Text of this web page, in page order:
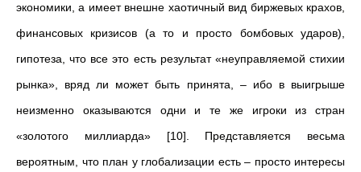
экономики, а имеет внешне хаотичный вид биржевых крахов,
финансовых кризисов (а то и просто бомбовых ударов),
гипотеза, что все это есть результат «неуправляемой стихии
рынка», вряд ли может быть принята, – ибо в выигрыше
неизменно оказываются одни и те же игроки из стран
«золотого миллиарда» [10]. Представляется весьма
вероятным, что план у глобализации есть – просто интересы